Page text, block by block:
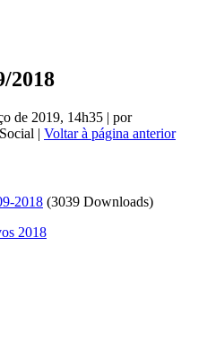
2018
de 2019, 14h35 | por
| Voltar à página anterior
2018 (3039 Downloads)
2018